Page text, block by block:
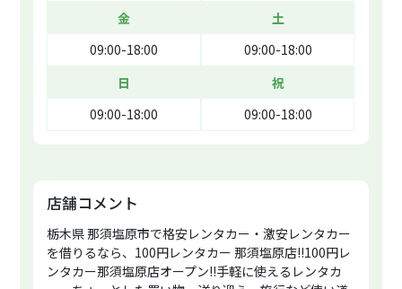
金
09:00-18:00
土
09:00-18:00
日
09:00-18:00
祝
09:00-18:00
店舗コメント
栃木県 那須塩原市で格安レンタカー・激安レンタカー
を借りるなら、100円レンタカー 那須塩原店!!100円レ
ンタカー那須塩原店オープン!!手軽に使えるレンタカ